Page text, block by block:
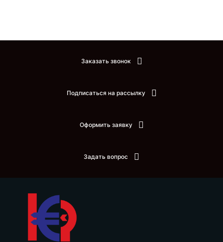
Заказать звонок
Подписаться на рассылку
Оформить заявку
Задать вопрос